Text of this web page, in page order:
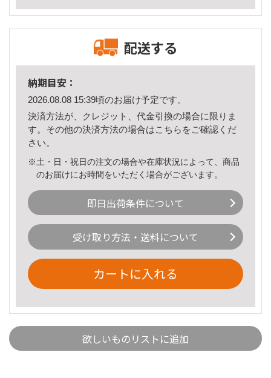
配送する
納期目安：
2026.08.08 15:39頃のお届け予定です。
決済方法が、クレジット、代金引換の場合に限りま
す。その他の決済方法の場合はこちら をご確認くだ
さい。
※土・日・祝日の注文の場合や在庫状況によって、商品
のお届けにお時間をいただく場合がございます。
即日出荷条件について
受け取り方法・送料について
カートに入れる
欲しいものリストに追加